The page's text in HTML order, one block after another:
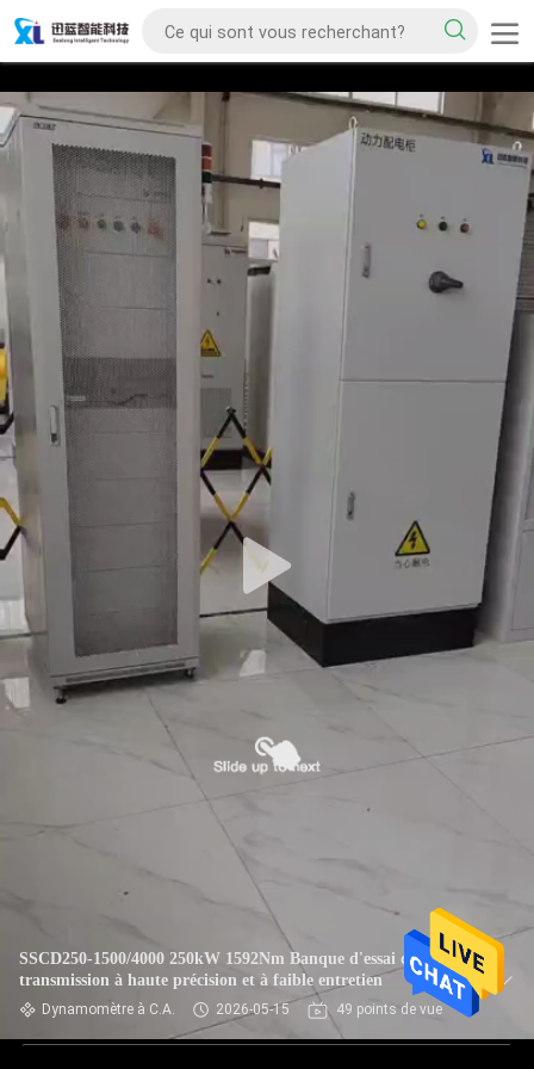
SSCD250-1500/4000 250kW 1592Nm Banque d'essai de
transmission à haute précision et à faible entretien
Dynamomètre à C.A. 2026-05-15 49 points de vue